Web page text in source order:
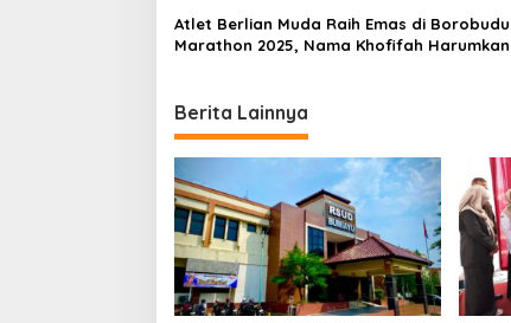
o
Atlet Berlian Muda Raih Emas di
Marathon 2025, Nama Khofifah
Berita Lainnya